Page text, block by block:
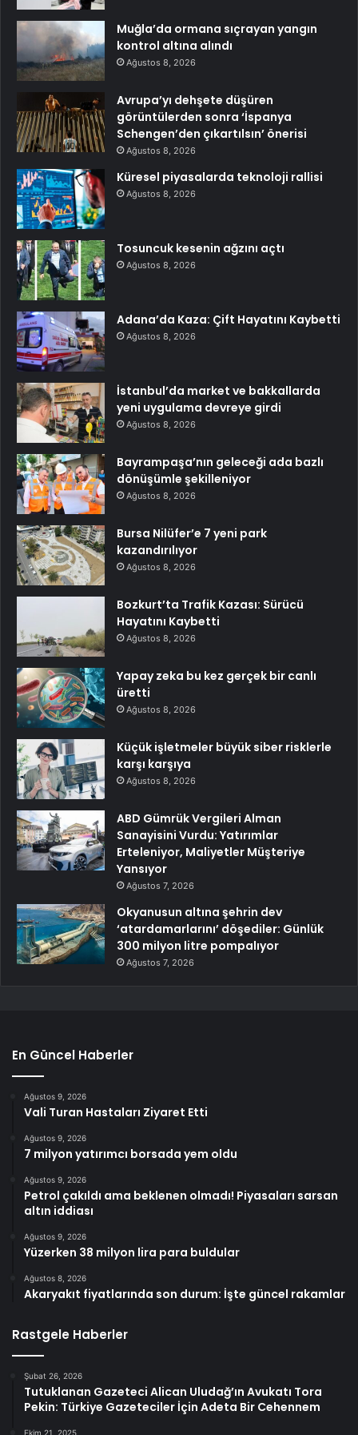
Muğla’da ormana sıçrayan yangın
kontrol altına alındı
Ağustos 8, 2026
Avrupa’yı dehşete düşüren
görüntülerden sonra ‘İspanya
Schengen’den çıkartılsın’ önerisi
Ağustos 8, 2026
Küresel piyasalarda teknoloji rallisi
Ağustos 8, 2026
Tosuncuk kesenin ağzını açtı
Ağustos 8, 2026
Adana’da Kaza: Çift Hayatını Kaybetti
Ağustos 8, 2026
İstanbul’da market ve bakkallarda
yeni uygulama devreye girdi
Ağustos 8, 2026
Bayrampaşa’nın geleceği ada bazlı
dönüşümle şekilleniyor
Ağustos 8, 2026
Bursa Nilüfer’e 7 yeni park
kazandırılıyor
Ağustos 8, 2026
Bozkurt’ta Trafik Kazası: Sürücü
Hayatını Kaybetti
Ağustos 8, 2026
Yapay zeka bu kez gerçek bir canlı
üretti
Ağustos 8, 2026
Küçük işletmeler büyük siber risklerle
karşı karşıya
Ağustos 8, 2026
ABD Gümrük Vergileri Alman
Sanayisini Vurdu: Yatırımlar
Erteleniyor, Maliyetler Müşteriye
Yansıyor
Ağustos 7, 2026
Okyanusun altına şehrin dev
‘atardamarlarını’ döşediler: Günlük
300 milyon litre pompalıyor
Ağustos 7, 2026
En Güncel Haberler
Ağustos 9, 2026
Vali Turan Hastaları Ziyaret Etti
Ağustos 9, 2026
7 milyon yatırımcı borsada yem oldu
Ağustos 9, 2026
Petrol çakıldı ama beklenen olmadı! Piyasaları sarsan
altın iddiası
Ağustos 9, 2026
Yüzerken 38 milyon lira para buldular
Ağustos 8, 2026
Akaryakıt fiyatlarında son durum: İşte güncel rakamlar
Rastgele Haberler
Şubat 26, 2026
Tutuklanan Gazeteci Alican Uludağ’ın Avukatı Tora
Pekin: Türkiye Gazeteciler İçin Adeta Bir Cehennem
Ekim 21, 2025